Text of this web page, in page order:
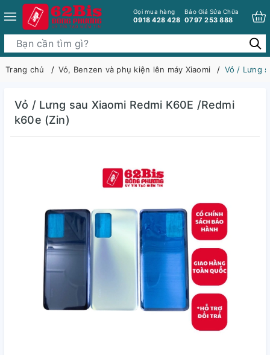
Gọi mua hàng
0918 428 428
Báo Giá Sửa Chữa
0797 253 888
Trang chủ Vỏ, Benzen và phụ kiện lên máy Xiaomi Vỏ / Lưng
Vỏ / Lưng sau Xiaomi Redmi K60E /Redmi
k60e (Zin)